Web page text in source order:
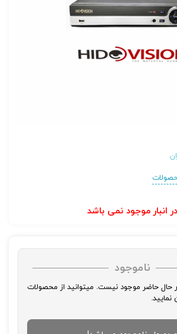
در انبار موجود نمی باشد
ناموجود
حال حاضر موجود نیست. میتوانید از محصولات
نمایید.